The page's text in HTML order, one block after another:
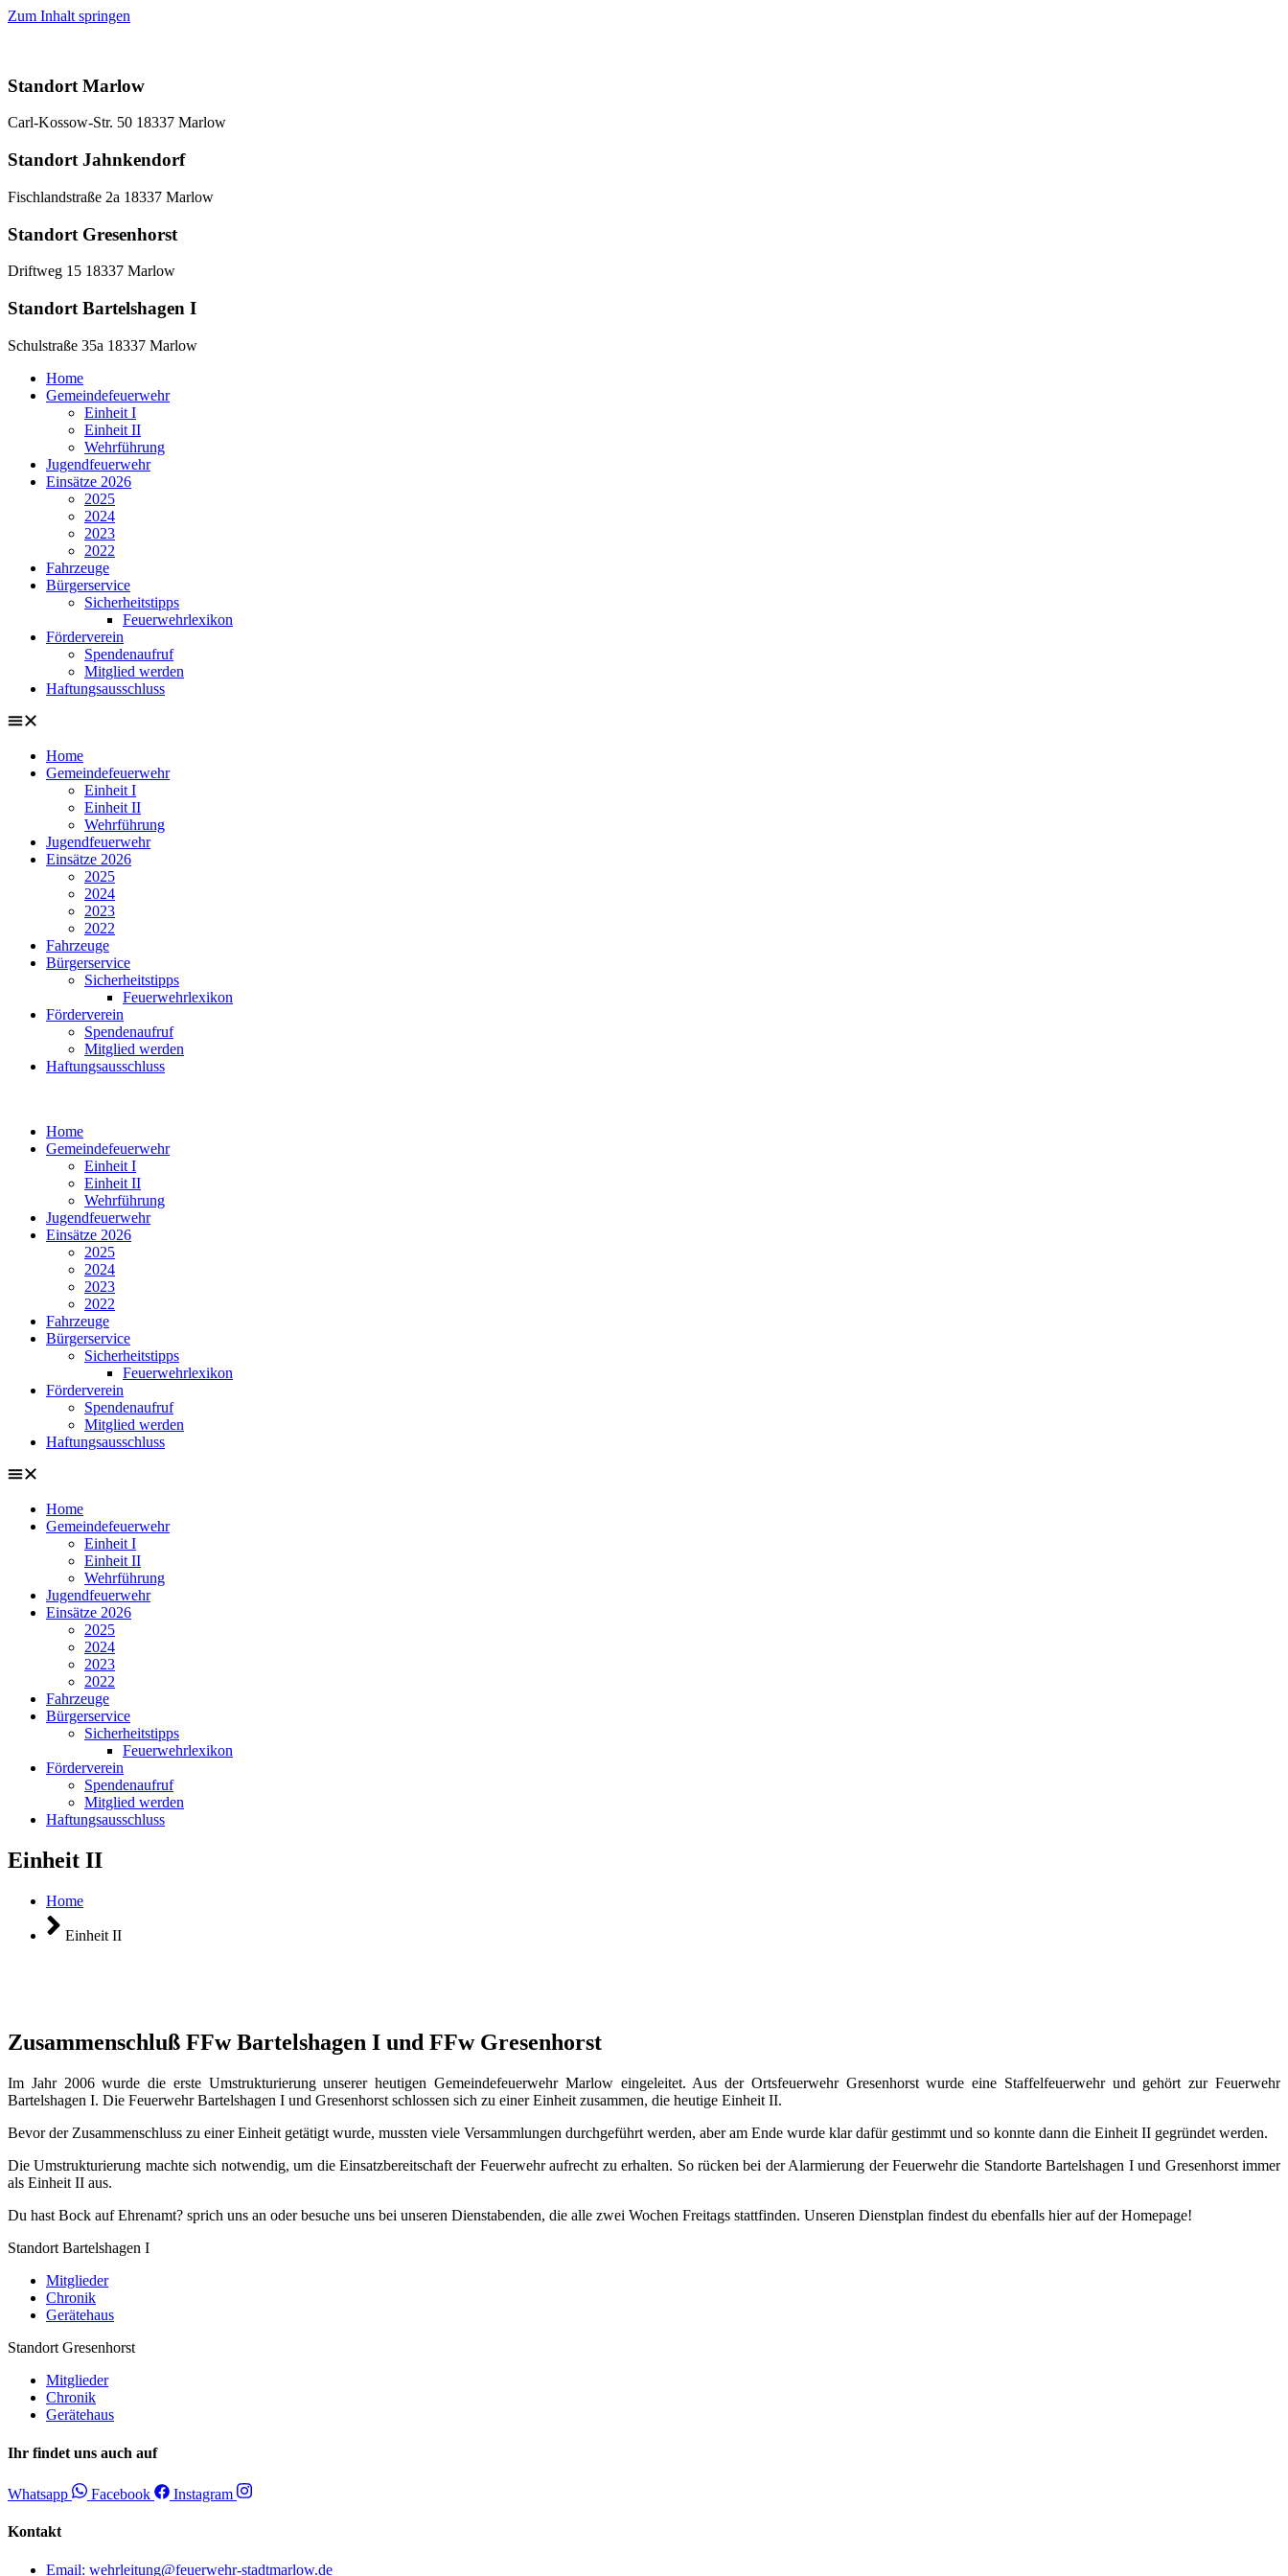
Zum Inhalt springen
Standort Marlow
Carl-Kossow-Str. 50 18337 Marlow
Standort Jahnkendorf
Fischlandstraße 2a 18337 Marlow
Standort Gresenhorst
Driftweg 15 18337 Marlow
Standort Bartelshagen I
Schulstraße 35a 18337 Marlow
Home
Gemeindefeuerwehr
Einheit I
Einheit II
Wehrführung
Jugendfeuerwehr
Einsätze 2026
2025
2024
2023
2022
Fahrzeuge
Bürgerservice
Sicherheitstipps
Feuerwehrlexikon
Förderverein
Spendenaufruf
Mitglied werden
Haftungsausschluss
Home
Gemeindefeuerwehr
Einheit I
Einheit II
Wehrführung
Jugendfeuerwehr
Einsätze 2026
2025
2024
2023
2022
Fahrzeuge
Bürgerservice
Sicherheitstipps
Feuerwehrlexikon
Förderverein
Spendenaufruf
Mitglied werden
Haftungsausschluss
Home
Gemeindefeuerwehr
Einheit I
Einheit II
Wehrführung
Jugendfeuerwehr
Einsätze 2026
2025
2024
2023
2022
Fahrzeuge
Bürgerservice
Sicherheitstipps
Feuerwehrlexikon
Förderverein
Spendenaufruf
Mitglied werden
Haftungsausschluss
Home
Gemeindefeuerwehr
Einheit I
Einheit II
Wehrführung
Jugendfeuerwehr
Einsätze 2026
2025
2024
2023
2022
Fahrzeuge
Bürgerservice
Sicherheitstipps
Feuerwehrlexikon
Förderverein
Spendenaufruf
Mitglied werden
Haftungsausschluss
Einheit II
Home
Einheit II
Zusammenschluß FFw Bartelshagen I und FFw Gresenhorst
Im Jahr 2006 wurde die erste Umstrukturierung unserer heutigen Gemeindefeuerwehr Marlow eingeleitet. Aus der Ortsfeuerwehr Gresenhorst wurde eine Staffelfeuerwehr und gehört zur Feuerwehr
Bartelshagen I. Die Feuerwehr Bartelshagen I und Gresenhorst schlossen sich zu einer Einheit zusammen, die heutige Einheit II.
Bevor der Zusammenschluss zu einer Einheit getätigt wurde, mussten viele Versammlungen durchgeführt werden, aber am Ende wurde klar dafür gestimmt und so konnte dann die Einheit II gegründet werden.
Die Umstrukturierung machte sich notwendig, um die Einsatzbereitschaft der Feuerwehr aufrecht zu erhalten. So rücken bei der Alarmierung der Feuerwehr die Standorte Bartelshagen I und Gresenhorst immer
als Einheit II aus.
Du hast Bock auf Ehrenamt? sprich uns an oder besuche uns bei unseren Dienstabenden, die alle zwei Wochen Freitags stattfinden. Unseren Dienstplan findest du ebenfalls hier auf der Homepage!
Standort Bartelshagen I
Mitglieder
Chronik
Gerätehaus
Standort Gresenhorst
Mitglieder
Chronik
Gerätehaus
Ihr findet uns auch auf
Whatsapp Facebook Instagram
Kontakt
Email: wehrleitung@feuerwehr-stadtmarlow.de